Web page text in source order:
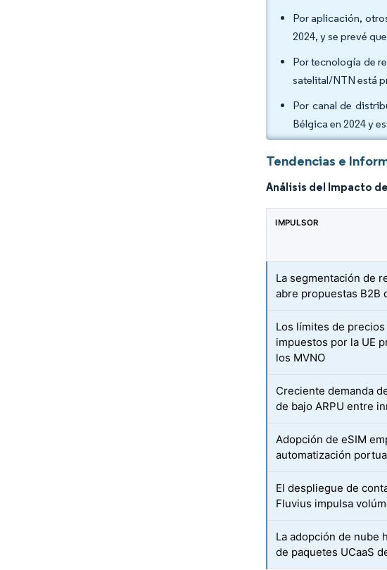
Por aplicación,
2024, y se prevé
Por tecnología de
satelital/NTN está
Por canal de
Bélgica en 2024 y
Tendencias e
Análisis del Impacto
IMPULSOR
La segmentación de
abre propuestas B2B
Los límites de
impuestos por la UE
los MVNO
Creciente demanda
de bajo ARPU entre
Adopción de eSIM
automatización
El despliegue de
Fluvius impulsa
La adopción de nube
de paquetes UCaaS